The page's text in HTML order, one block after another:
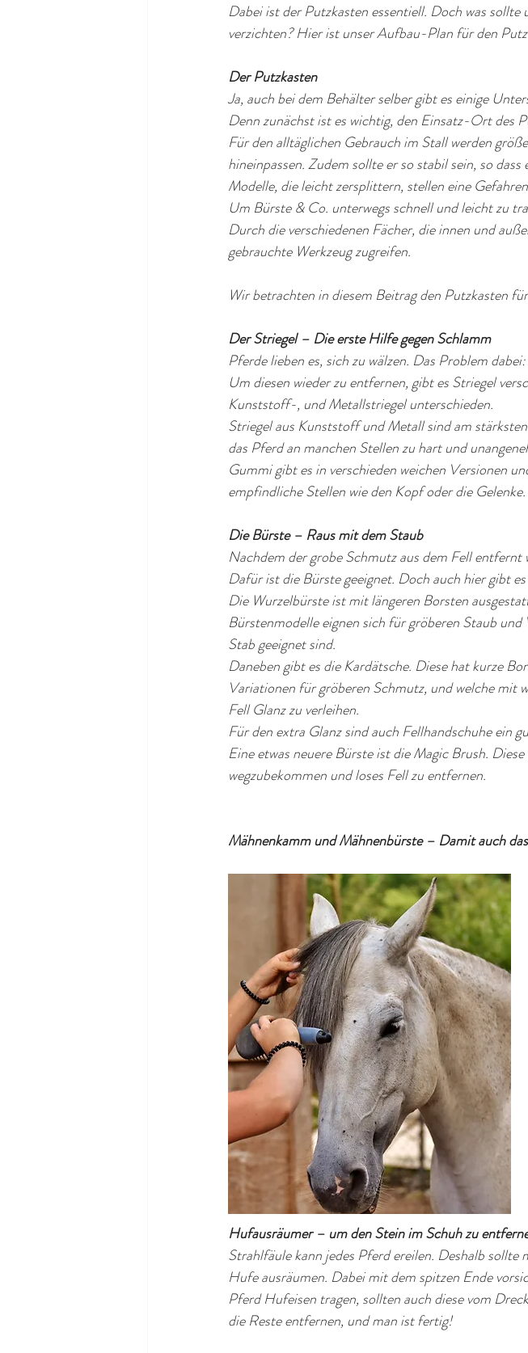
Dabei ist der Putzkasten essentiell. Doch was
verzichten? Hier ist unser Aufbau-Plan für den
Der Putzkasten
Ja, auch bei dem Behälter selber gibt es einige
Denn zunächst ist es wichtig, den Einsatz-Ort des
Für den alltäglichen Gebrauch im Stall werden
hineinpassen. Zudem sollte er so stabil sein, so
Modelle, die leicht zersplittern, stellen eine
Um Bürste & Co. unterwegs schnell und leicht zu
Durch die verschiedenen Fächer, die innen und
gebrauchte Werkzeug zugreifen.
Wir betrachten in diesem Beitrag den Putzkasten
Der Striegel – Die erste Hilfe gegen Schlamm
Pferde lieben es, sich zu wälzen. Das Problem
Um diesen wieder zu entfernen, gibt es Striegel
Kunststoff-, und Metallstriegel unterschieden.
Striegel aus Kunststoff und Metall sind am
das Pferd an manchen Stellen zu hart und
Gummi gibt es in verschieden weichen Versionen
empfindliche Stellen wie den Kopf oder die Gelenke.
Die Bürste – Raus mit dem Staub
Nachdem der grobe Schmutz aus dem Fell entfernt
Dafür ist die Bürste geeignet. Doch auch hier gibt
Die Wurzelbürste ist mit längeren Borsten
Bürstenmodelle eignen sich für gröberen Staub
Stab geeignet sind.
Daneben gibt es die Kardätsche. Diese hat kurze
Variationen für gröberen Schmutz, und welche mit
Fell Glanz zu verleihen.
Für den extra Glanz sind auch Fellhandschuhe ein
Eine etwas neuere Bürste ist die Magic Brush.
wegzubekommen und loses Fell zu entfernen.
Mähnenkamm und Mähnenbürste – Damit auch
Hufausräumer – um den Stein im Schuh zu
Strahlfäule kann jedes Pferd ereilen. Deshalb sollte
Hufe ausräumen. Dabei mit dem spitzen Ende
Pferd Hufeisen tragen, sollten auch diese vom
die Reste entfernen, und man ist fertig!